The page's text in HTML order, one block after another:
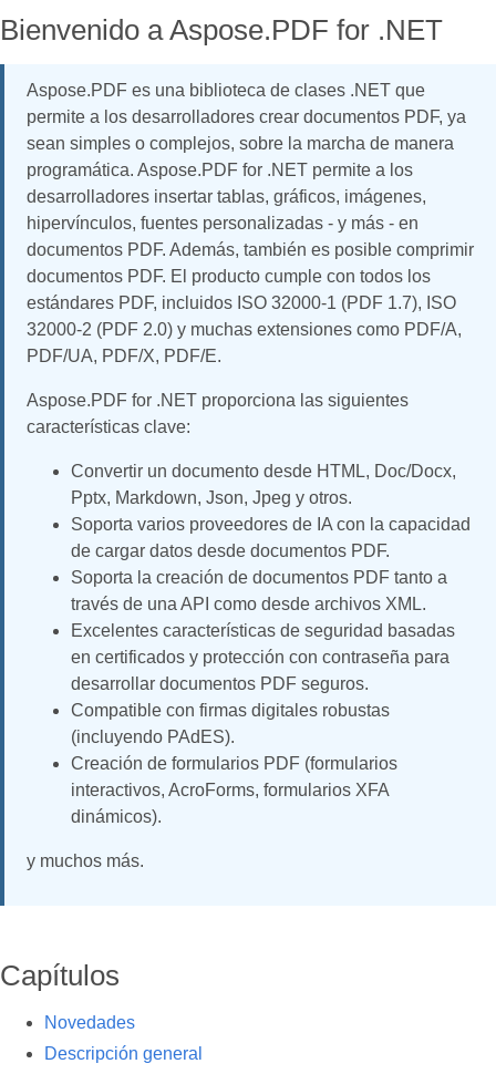
Bienvenido a Aspose.PDF for .NET
Aspose.PDF es una biblioteca de clases .NET que
permite a los desarrolladores crear documentos PDF, ya
sean simples o complejos, sobre la marcha de manera
programática. Aspose.PDF for .NET permite a los
desarrolladores insertar tablas, gráficos, imágenes,
hipervínculos, fuentes personalizadas - y más - en
documentos PDF. Además, también es posible comprimir
documentos PDF. El producto cumple con todos los
estándares PDF, incluidos ISO 32000-1 (PDF 1.7), ISO
32000-2 (PDF 2.0) y muchas extensiones como PDF/A,
PDF/UA, PDF/X, PDF/E.
Aspose.PDF for .NET proporciona las siguientes
características clave:
Convertir un documento desde HTML, Doc/Docx,
Pptx, Markdown, Json, Jpeg y otros.
Soporta varios proveedores de IA con la capacidad
de cargar datos desde documentos PDF.
Soporta la creación de documentos PDF tanto a
través de una API como desde archivos XML.
Excelentes características de seguridad basadas
en certificados y protección con contraseña para
desarrollar documentos PDF seguros.
Compatible con firmas digitales robustas
(incluyendo PAdES).
Creación de formularios PDF (formularios
interactivos, AcroForms, formularios XFA
dinámicos).
y muchos más.
Capítulos
Novedades
Descripción general